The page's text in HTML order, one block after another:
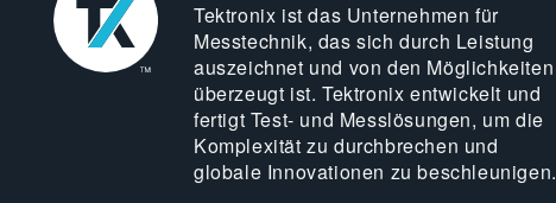
Tektronix ist das Unternehmen für
Messtechnik, das sich durch Leistung
auszeichnet und von den Möglichkeiten
überzeugt ist. Tektronix entwickelt und
fertigt Test- und Messlösungen, um die
Komplexität zu durchbrechen und
globale Innovationen zu beschleunigen.